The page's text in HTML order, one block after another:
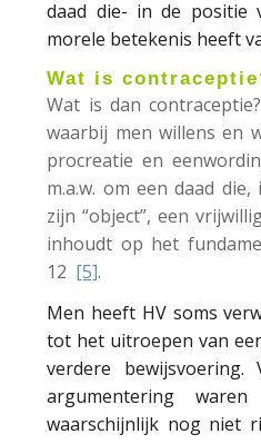
daad die- in de positie
morele betekenis heeft
Wat is
Wat is dan
waarbij men willens en
procreatie en
m.a.w. om een daad
zijn “object”, een
inhoudt op het
12 [5].
Men heeft HV soms
tot het uitroepen van
verdere
argumentering
waarschijnlijk nog niet